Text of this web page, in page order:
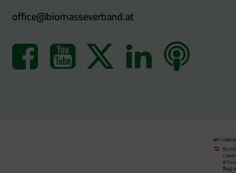
office@biomasseverband.at